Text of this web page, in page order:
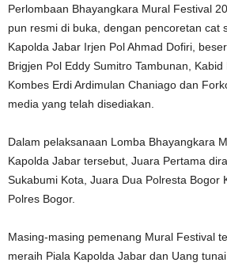
Perlombaan Bhayangkara Mural Festival
pun resmi di buka, dengan pencoretan cat
Kapolda Jabar Irjen Pol Ahmad Dofiri,
Brigjen Pol Eddy Sumitro Tambunan,
Kombes Erdi Ardimulan Chaniago dan
media yang telah disediakan.
Dalam pelaksanaan Lomba Bhayangkara
Kapolda Jabar tersebut, Juara Pertama
Sukabumi Kota, Juara Dua Polresta Bogor
Polres Bogor.
Masing-masing pemenang Mural Festival
meraih Piala Kapolda Jabar dan Uang